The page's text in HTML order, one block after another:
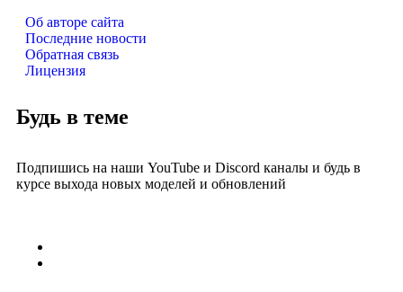
Об авторе сайта
Последние новости
Обратная связь
Лицензия
Будь в теме
Подпишись на наши YouTube и Discord каналы и будь в
курсе выхода новых моделей и обновлений